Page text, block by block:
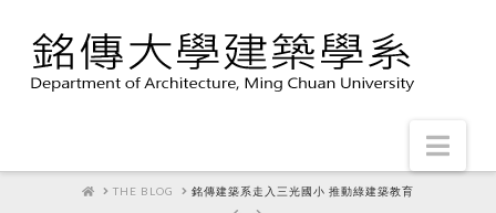
HOMETHE BLOG 銘傳建築系走入三光國小 推動綠建築教育